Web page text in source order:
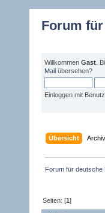
Forum
Willkommen Gast .
Mail übersehen?
Einloggen mit
Übersicht Archiv
Forum für deutsche
Seiten: [1]